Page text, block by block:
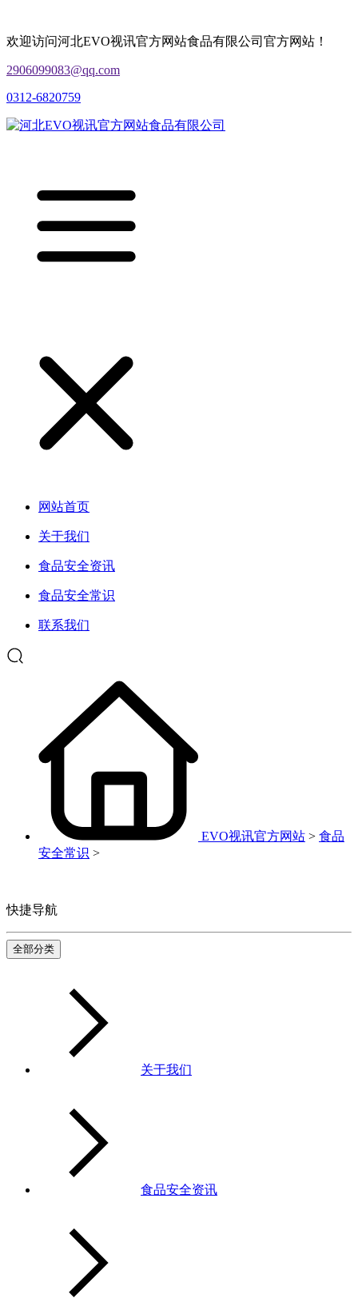
欢迎访问河北EVO视讯官方网站食品有限公司官方网站！
2906099083@qq.com
0312-6820759
网站首页
关于我们
食品安全资讯
食品安全常识
联系我们
EVO视讯官方网站 > 食品
安全常识 >
快捷导航
全部分类
关于我们
食品安全资讯